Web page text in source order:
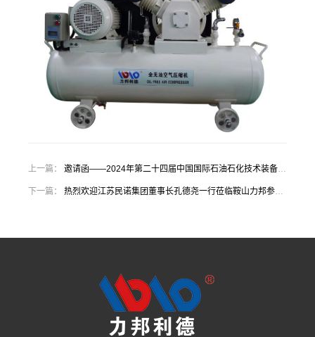
上一篇： 邀请函——2024年第二十四届中国国际石油石化技术装备展览会
下一篇： 热烈欢迎江苏民诺集团董事长孔德尧一行莅临鞍山力邦参观指导